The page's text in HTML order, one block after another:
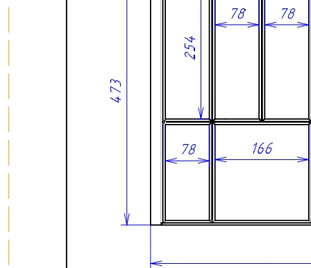
Политика конфиденциальности
Мы в соцсетях: